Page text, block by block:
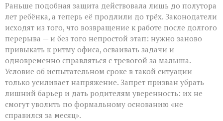
Раньше подобная защита действовала лишь до полутора
лет ребёнка, а теперь её продлили до трёх. Законодатели
исходят из того, что возвращение к работе после долгого
перерыва — и без того непростой этап: нужно заново
привыкать к ритму офиса, осваивать задачи и
одновременно справляться с тревогой за малыша.
Условие об испытательном сроке в такой ситуации
только усиливает напряжение. Запрет призван убрать
лишний барьер и дать родителям уверенность: их не
смогут уволить по формальному основанию «не
справился за месяц».